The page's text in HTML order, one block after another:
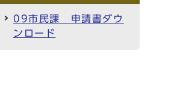
09市民課 申請書ダウ
ンロード